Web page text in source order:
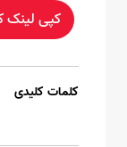
کپی لینک
کلمات کلیدی